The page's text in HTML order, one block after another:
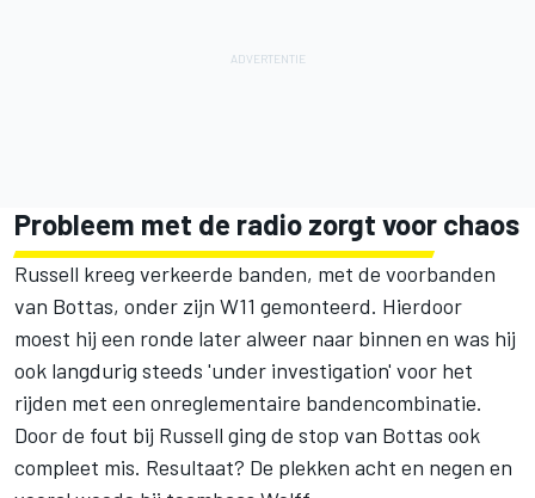
Probleem met de radio zorgt voor chaos
Russell kreeg verkeerde banden, met de voorbanden
van Bottas, onder zijn W11 gemonteerd. Hierdoor
moest hij een ronde later alweer naar binnen en was hij
ook langdurig steeds 'under investigation' voor het
rijden met een onreglementaire bandencombinatie.
Door de fout bij Russell ging de stop van Bottas ook
compleet mis. Resultaat? De plekken acht en negen en